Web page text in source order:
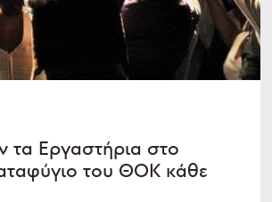
τα Εργαστήρια στο
του ΘΟΚ κάθε